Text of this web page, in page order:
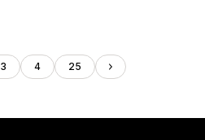
3 4 25